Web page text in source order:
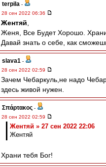
terpila -
28 сен 2022 06:36
Жентяй
Женя, Все Будет Хорошо. Храни
Давай знать о себе, как
slava1 -
28 сен 2022 02:59
Зачем Чебаркуль,не надо
здесь живой нужен.
Σπάρτακος -
28 сен 2022 02:59
Жентяй » 27 сен 2022 22:06
Жентяй
Храни тебя Бог!